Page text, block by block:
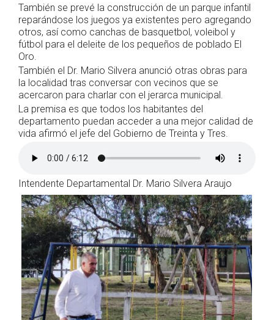
También se prevé la construcción de un parque infantil
reparándose los juegos ya existentes pero agregando
otros, así como canchas de basquetbol, voleibol y
fútbol para el deleite de los pequeños de poblado El
Oro.
También el Dr. Mario Silvera anunció otras obras para
la localidad tras conversar con vecinos que se
acercaron para charlar con el jerarca municipal.
La premisa es que todos los habitantes del
departamento puedan acceder a una mejor calidad de
vida afirmó el jefe del Gobierno de Treinta y Tres.
Intendente Departamental Dr. Mario Silvera Araujo